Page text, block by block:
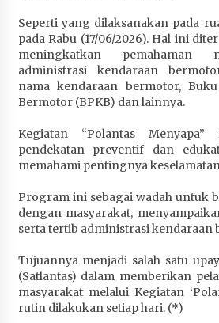
Dosen UTS Siap Kembangkan Inovasi
Pelatihan PDPP 2026 Bali
4 minggu ago
Terapkan “Polantas Menyapa”,
Sumbawa Berupaya Wujudkan Pelayanan
4 minggu ago
Capaian Program Pemerintah
4 minggu ago
Seperti yang dilaksanakan pada
pada Rabu (17/06/2026). Hal ini
meningkatkan pemahaman
administrasi kendaraan
nama kendaraan bermotor,
Bermotor (BPKB) dan lainnya.
Kegiatan “Polantas
pendekatan preventif dan
memahami pentingnya
Program ini sebagai wadah untuk
dengan masyarakat,
serta tertib administrasi kendaraan
Tujuannya menjadi salah satu
(Satlantas) dalam memberikan
masyarakat melalui Kegiatan
rutin dilakukan setiap hari. (*)